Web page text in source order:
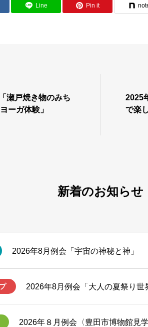
Line Pin it
瀬戸焼き物のみち
ーガ体験」
2025
で楽
新着のお知らせ
2026年8月例会「宇宙の神秘と神」
2026年8月例会「大人の夏祭り世
2026年８月例会〈豊田市博物館見